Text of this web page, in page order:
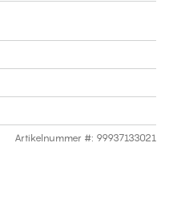
Artikelnummer #: 99937133021